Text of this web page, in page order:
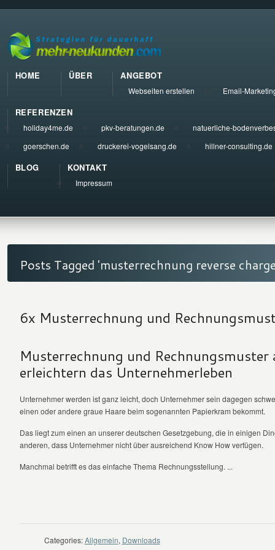
HOME ÜBER ANGEBOT
Webseiten erstellen Email-
REFERENZEN
holiday4me.de pkv-beratungen.de
natuerliche-
goerschen.de
druckerei-vogelsang.de hillner-consulting.de
BLOG KONTAKT
Impressum
Posts Tagged 'musterrechnung reverse
6x Musterrechnung und
Musterrechnung und
erleichtern das Unternehmerleben
Unternehmer werden ist ganz leicht, doch Unternehmer sein dagegen
einen oder andere graue Haare beim sogenannten Papierkram bekommt.
Das liegt zum einen an unserer deutschen Gesetzgebung, die in einigen
anderen, dass Unternehmer nicht über ausreichend Know How verfügen.
Manchmal betrifft es das einfache Thema Rechnungsstellung. ...
Categories: Allgemein, Downloads